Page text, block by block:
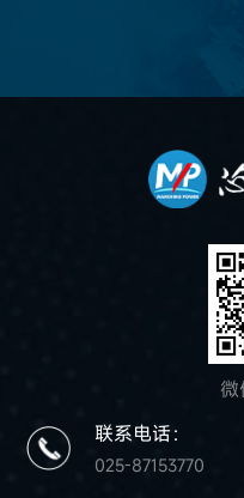
微
联系电话：
025-87153770